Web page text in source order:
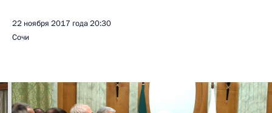
22 ноября 2017 года20:30
Сочи